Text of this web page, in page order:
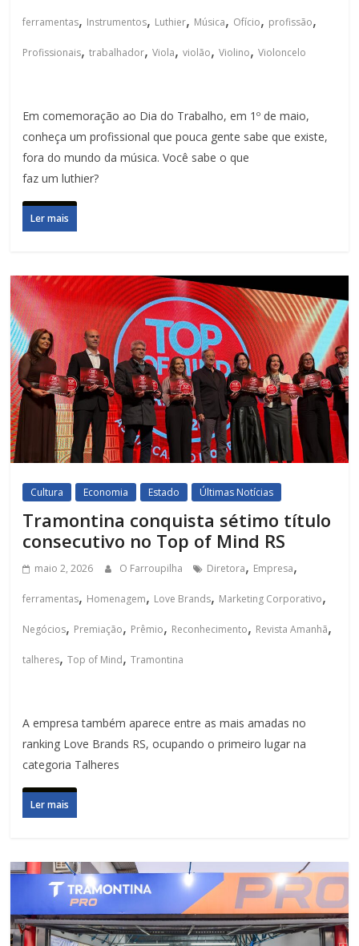
ferramentas, Instrumentos, Luthier, Música, Ofício, profissão,
Profissionais,trabalhador,Viola,violão,Violino,Violoncelo
Em comemoração ao Dia do Trabalho, em 1º de maio,
conheça um profissional que pouca gente sabe que existe,
fora do mundo da música. Você sabe o que
faz um luthier?
Ler mais
Cultura Economia Estado Últimas Notícias
Tramontina conquista sétimo título
consecutivo no Top of Mind RS
maio 2, 2026 O Farroupilha Diretora, Empresa,
ferramentas, Homenagem, Love Brands, Marketing Corporativo,
Negócios, Premiação, Prêmio, Reconhecimento, Revista Amanhã,
talheres,Top of Mind,Tramontina
A empresa também aparece entre as mais amadas no
ranking Love Brands RS, ocupando o primeiro lugar na
categoria Talheres
Ler mais